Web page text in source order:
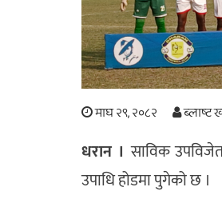
माघ २९, २०८२ ब्लाष्ट
धरान ।साविक
उपाधि होडमा पुगेको छ ।